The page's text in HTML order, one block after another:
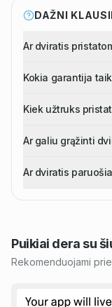
DAŽNI
Ar dviratis
Kokia garantija
Kiek užtruks
Ar galiu grąžinti
Ar dviratis
Puikiai dera su
Rekomenduojami